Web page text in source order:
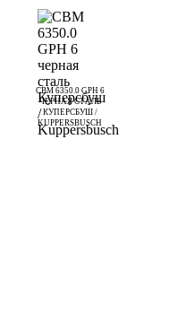
CBM 6350.0 GPH 6
ЧЕРНАЯ СТАЛЬ
КУПЕРСБУШ /
KUPPERSBUSCH